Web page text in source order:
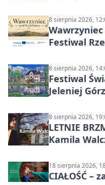
8 sierpnia 2026,
Festiwal
8 sierpnia 2026,
Festiwal
Jeleniej
8 sierpnia 2026,
LETNIE
Kamila
18 sierpnia 2026,
CIAŁOŚĆ –